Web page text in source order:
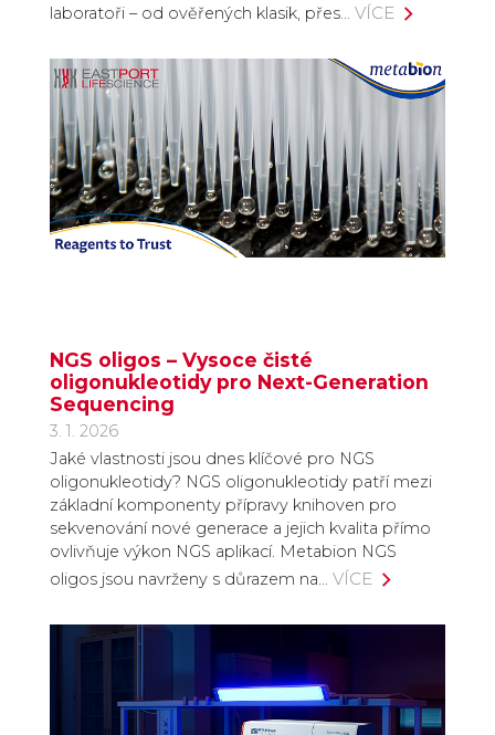
laboratoři – od ověřených klasik, přes… VÍCE
NGS oligos – Vysoce čisté
oligonukleotidy pro Next-Generation
Sequencing
3. 1. 2026
Jaké vlastnosti jsou dnes klíčové pro NGS
oligonukleotidy? NGS oligonukleotidy patří mezi
základní komponenty přípravy knihoven pro
sekvenování nové generace a jejich kvalita přímo
ovlivňuje výkon NGS aplikací. Metabion NGS
oligos jsou navrženy s důrazem na… VÍCE